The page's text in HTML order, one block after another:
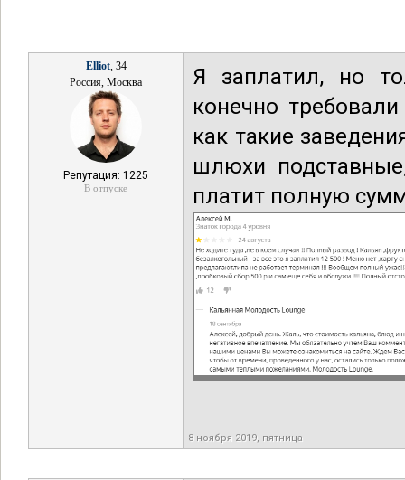
Elliot, 34
Россия, Москва
Репутация: 1225
В отпуске
Я заплатил, но
конечно
как такие
шлюхи
платит полную
8 ноября 2019, пятница